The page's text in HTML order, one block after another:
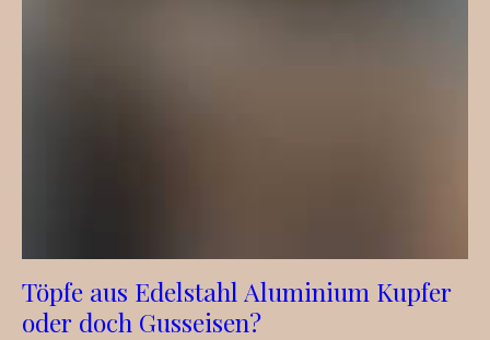
Töpfe aus Edelstahl Aluminium Kupfer
oder doch Gusseisen?